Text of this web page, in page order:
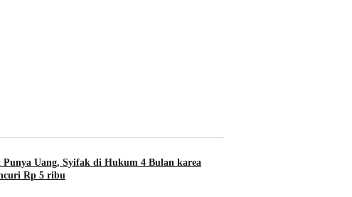
Punya Uang, Syifak di Hukum 4 Bulan karea
Rp 5 ribu